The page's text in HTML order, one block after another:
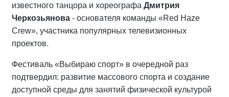
известного танцора и хореографа Дмитрия
Черкозьянова - основателя команды «Red Haze
Crew», участника популярных телевизионных
проектов.
Фестиваль «Выбираю спорт» в очередной раз
подтвердил: развитие массового спорта и создание
доступной среды для занятий физической культурой